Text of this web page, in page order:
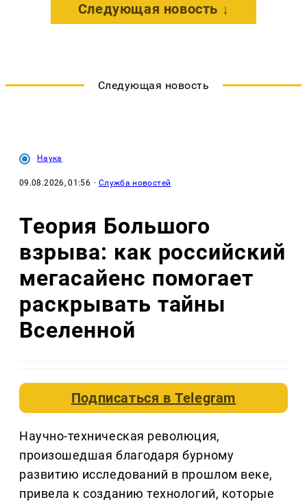
Следующая новость ↓
Следующая новость
Наука
09.08.2026, 01:56 · Служба новостей
Теория Большого
взрыва: как российский
мегасайенс помогает
раскрывать тайны
Вселенной
Подписаться вTelegram
Научно-техническая революция,
произошедшая благодаря бурному
развитию исследований в прошлом веке,
привела к созданию технологий, которые